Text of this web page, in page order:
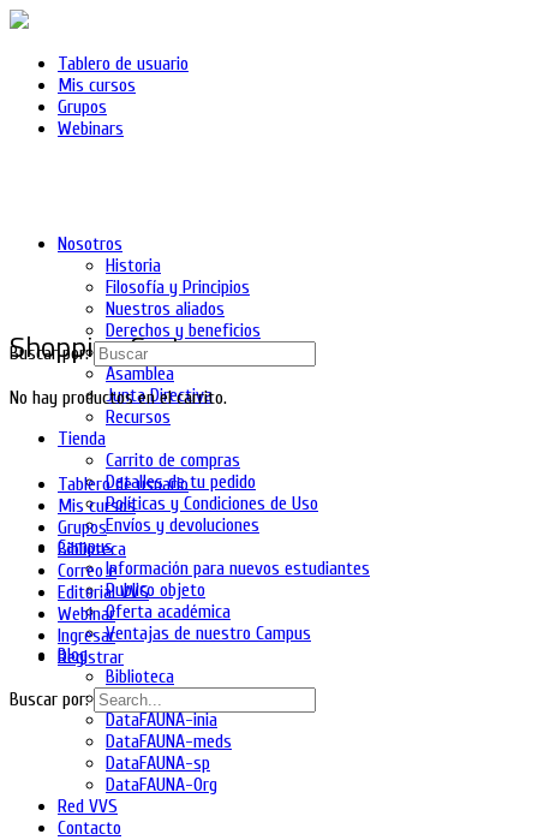
Tablero de usuario
Mis cursos
Grupos
Webinars
Nosotros
Historia
Filosofía y Principios
Nuestros aliados
Derechos y beneficios
Asociados
Asamblea
Junta Directiva
Recursos
Tienda
Carrito de compras
Detalles de tu pedido
Políticas y Condiciones de Uso
Envíos y devoluciones
Campus
Información para nuevos estudiantes
Publico objeto
Oferta académica
Ventajas de nuestro Campus
Blog
Biblioteca
DataFAUNA-diet
DataFAUNA-inia
DataFAUNA-meds
DataFAUNA-sp
DataFAUNA-Org
Red VVS
Contacto
Shopping Cart
No hay productos en el carrito.
Buscar por:
Tablero de usuario
Mis cursos
Grupos
Biblioteca
Correo e
Editorial VVS
Webinar
Ingresar
Registrar
Buscar por: